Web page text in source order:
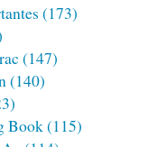
(173)
(147)
(140)
Book(115)